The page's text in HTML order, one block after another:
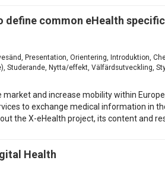
common eHealth
Presentation, Orientering, Introduktion,
Studerande, Nytta/effekt, Välfärdsutveckling,
market and increase mobility within
to exchange medical information in
the X-eHealth project, its content and
Health